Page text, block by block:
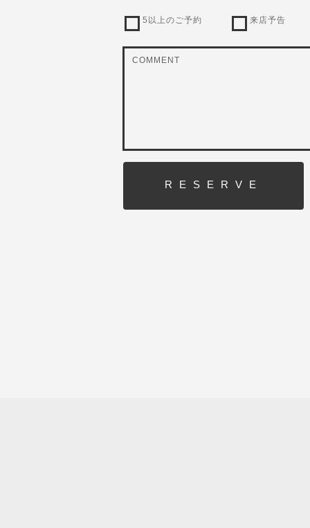
RESERVE
COMMENT
来店予告
5以上のご予約